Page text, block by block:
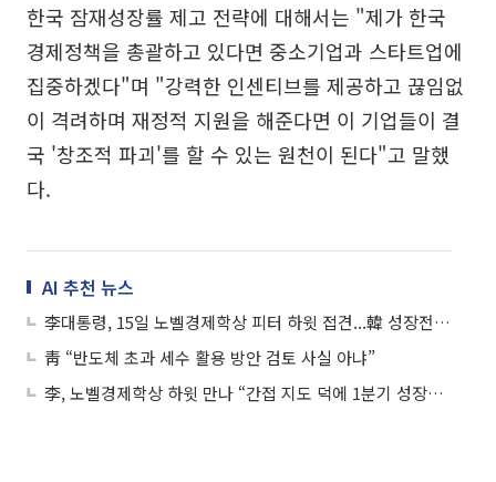
한국 잠재성장률 제고 전략에 대해서는 "제가 한국
경제정책을 총괄하고 있다면 중소기업과 스타트업에
집중하겠다"며 "강력한 인센티브를 제공하고 끊임없
이 격려하며 재정적 지원을 해준다면 이 기업들이 결
국 '창조적 파괴'를 할 수 있는 원천이 된다"고 말했
다.
AI 추천 뉴스
李대통령, 15일 노벨경제학상 피터 하윗 접견...韓 성장전략 청취
靑 “반도체 초과 세수 활용 방안 검토 사실 아냐”
李, 노벨경제학상 하윗 만나 “간접 지도 덕에 1분기 성장률 세계 1위”